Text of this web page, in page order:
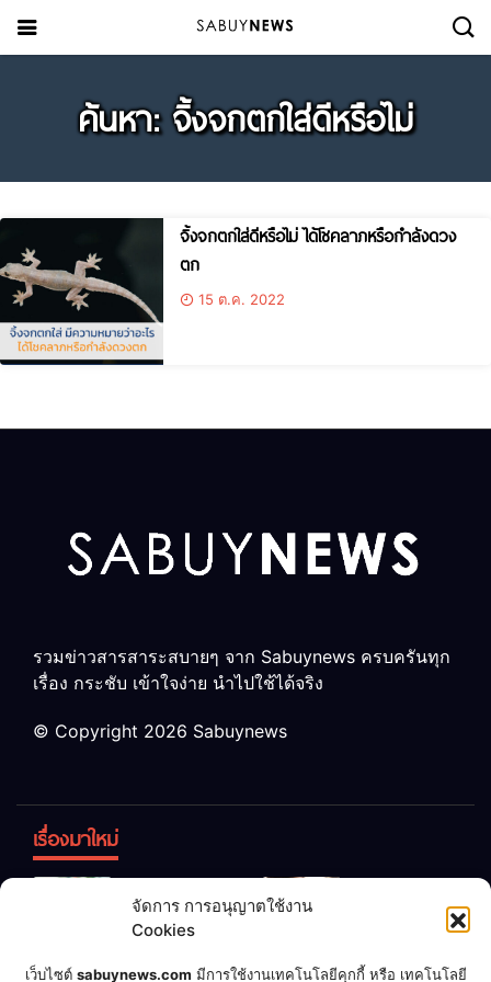
จัดการ การอนุญาตใช้งาน
Cookies
เว็บไซต์ sabuynews.com มีการใช้งานเทคโนโลยีคุกกี้ หรือ เทคโนโลยี
ค้นหา: จิ้งจกตกใส่ดีหรือไม่
จิ้งจกตกใส่ดีหรือไม่ ได้โชคลาภหรือกำลังดวง
ตก
15 ต.ค. 2022
รวมข่าวสารสาระสบายๆ จาก Sabuynews ครบครันทุก
เรื่อง กระชับ เข้าใจง่าย นำไปใช้ได้จริง
© Copyright 2026 Sabuynews
เรื่องมาใหม่
ทิ้ง! เปลี่ยน
เป็น “ปุ๋ย
จุลินทรีย์”
หญิง 12 ขวบ
แต่งงานกับ
เชื่อพ่อแล้ว เจ้าของคาร์